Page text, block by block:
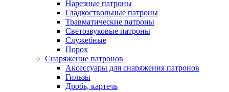
Нарезные патроны
Гладкоствольные патроны
Травматические патроны
Светозвуковые патроны
Служебные
Порох
Снаряжение патронов
Аксессуары для снаряжения патронов
Гильзы
Дробь, картечь